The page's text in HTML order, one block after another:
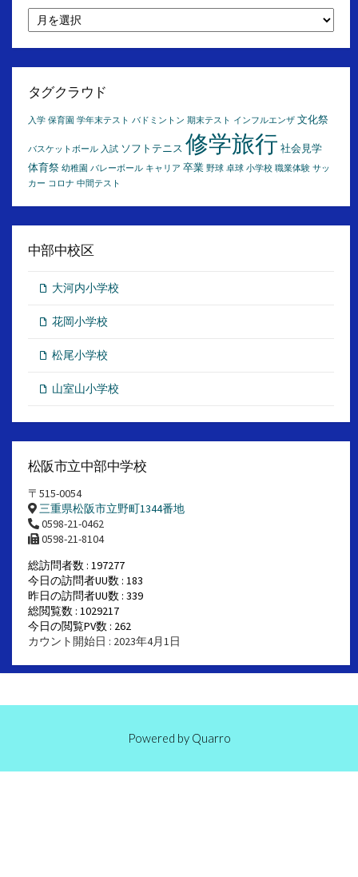
別
ア
イ
タグクラウド
入学 保育園 学年末テスト バドミントン 期末テスト インフルエンザ 文化祭
バスケットボール 入試 ソフトテニス 修学旅行 社会見学
体育祭 幼稚園 バレーボール キャリア 卒業 野球 卓球 小学校 職業体験 サッ
カー コロナ 中間テスト
中部中校区
大河内小学校
花岡小学校
松尾小学校
山室山小学校
松阪市立中部中学校
〒515-0054
三重県松阪市立野町1344番地
0598-21-0462
0598-21-8104
総訪問者数 : 197277
今日の訪問者UU数 : 183
昨日の訪問者UU数 : 339
総閲覧数 : 1029217
今日の閲覧PV数 : 262
カウント開始日 : 2023年4月1日
Powered by Quarro